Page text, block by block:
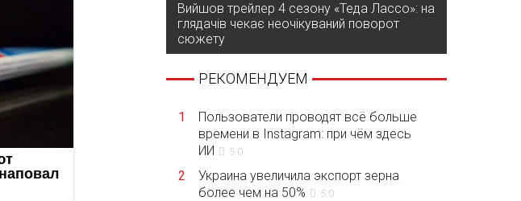
Вийшов трейлер 4 сезону «Теда Лассо»: на
глядачів чекає неочікуваний поворот
сюжету
РЕКОМЕНДУЕМ
1
Пользователи проводят всё больше
времени в Instagram: при чём здесь
ИИ
5.0
2
Украина увеличила экспорт зерна
более чем на 50%
5.0